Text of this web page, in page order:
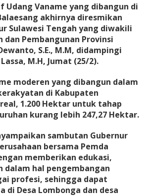
Udang Vaname yang dibangun di
akhirnya diresmikan
Sulawesi Tengah yang diwakili
Pembangunan Provinsi
S.E., M.M, didampingi
M.H, Jumat (25/2).
moderen yang dibangun dalam
di Kabupaten
1.200 Hektar untuk tahap
kurang lebih 247,27 Hektar.
sambutan Gubernur
bersama Pemda
memberikan edukasi,
dalam hal pengembangan
profesi, sehingga dapat
Desa Lombonga dan desa